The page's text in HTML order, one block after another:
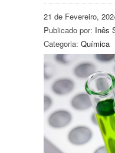
21 de Fevereiro,
Publicado por: Inês
Categoria: Química